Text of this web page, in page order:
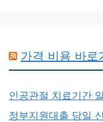
가격 비용 바로
인공관절 치료기간
정부지원대출 당일